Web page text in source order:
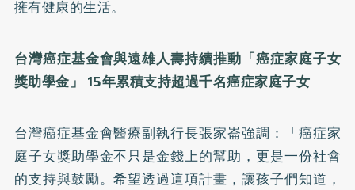
擁有健康的生活。
台灣癌症基金會與遠雄人壽持續推動「癌症家庭子女
獎助學金」 15年累積支持超過千名癌症家庭子女
台灣癌症基金會醫療副執行長張家崙強調：「癌症家
庭子女獎助學金不只是金錢上的幫助，更是一份社會
的支持與鼓勵。希望透過這項計畫，讓孩子們知道，